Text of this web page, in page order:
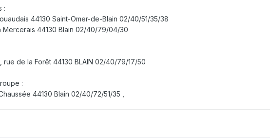
:
44130 Saint-Omer-de-Blain 02/40/51/35/38
Mercerais 44130 Blain 02/40/79/04/30
rue de la Forêt 44130 BLAIN 02/40/79/17/50
:
44130 Blain 02/40/72/51/35 ,